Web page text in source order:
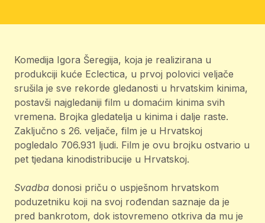
Komedija Igora Šeregija, koja je realizirana u
produkciji kuće Eclectica, u prvoj polovici veljače
srušila je sve rekorde gledanosti u hrvatskim kinima,
postavši najgledaniji film u domaćim kinima svih
vremena. Brojka gledatelja u kinima i dalje raste.
Zaključno s 26. veljače, film je u Hrvatskoj
pogledalo 706.931 ljudi. Film je ovu brojku ostvario u
pet tjedana kinodistribucije u Hrvatskoj.
Svadba donosi priču o uspješnom hrvatskom
poduzetniku koji na svoj rođendan saznaje da je
pred bankrotom, dok istovremeno otkriva da mu je